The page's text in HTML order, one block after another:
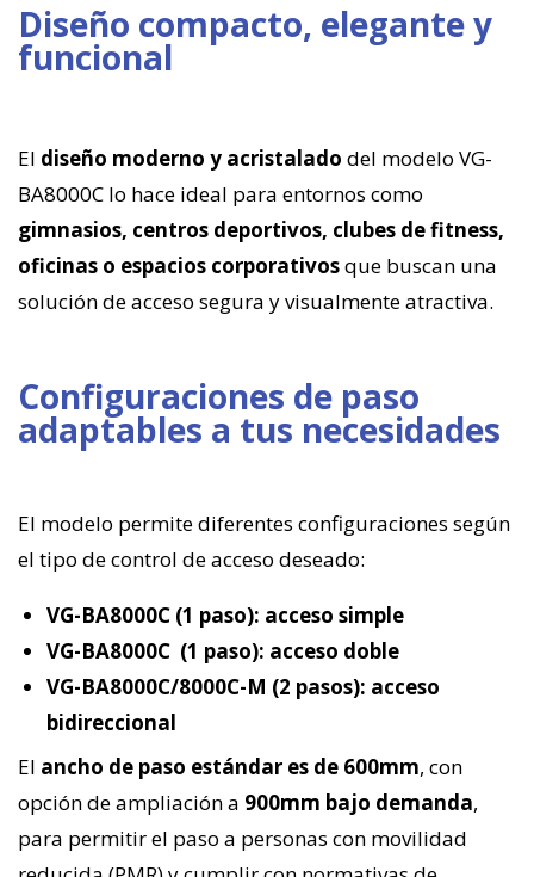
Diseño compacto, elegante y
funcional
El diseño moderno y acristalado del modelo VG-
BA8000C lo hace ideal para entornos como
gimnasios, centros deportivos, clubes de fitness,
oficinas o espacios corporativosque buscan una
solución de acceso segura y visualmente atractiva.
Configuraciones de paso
adaptables a tus necesidades
El modelo permite diferentes configuraciones según
el tipo de control de acceso deseado:
VG-BA8000C (1 paso): acceso simple
VG-BA8000C (1 paso): acceso doble
VG-BA8000C/8000C-M (2 pasos): acceso
bidireccional
El ancho de paso estándar es de 600mm, con
opción de ampliación a 900mm bajo demanda,
para permitir el paso a personas con movilidad